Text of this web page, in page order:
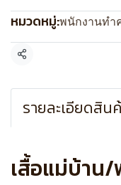
หมวดหมู่:พนักงานทำ
แชร์
รายละเอียดสิน
เสื้อแม่บ้าน